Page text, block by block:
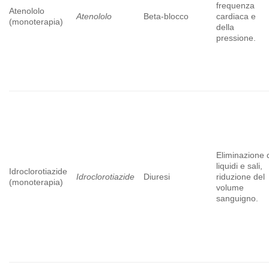
Atenololo
(monoterapia)
Atenololo Beta-blocco
frequenza
cardiaca e
della
pressione.
Idroclorotiazide
(monoterapia)
Idroclorotiazide Diuresi
Eliminazione
liquidi e sali,
riduzione del
volume
sanguigno.